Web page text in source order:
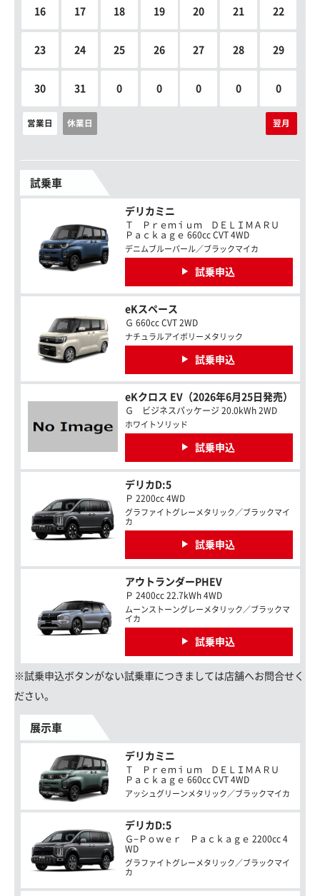
16 17 18 19 20 21 22
23 24 25 26 27 28 29
30 31 0 0 0 0 0
営業日 休業日 翌月
試乗車
デリカミニ
Ｔ Ｐｒｅｍｉｕｍ ＤＥＬＩＭＡＲＵ
Ｐａｃｋａｇｅ 660cc CVT 4WD
デニムブルーパール／ブラックマイカ
試乗申込
eKスペース
Ｇ 660cc CVT 2WD
ナチュラルアイボリーメタリック
試乗申込
eKクロス EV（2026年6月25日発売）
Ｇ ビジネスパッケージ 20.0kWh 2WD
ホワイトソリッド
試乗申込
デリカD:5
Ｐ 2200cc 4WD
グラファイトグレーメタリック／ブラックマイ
カ
試乗申込
アウトランダーPHEV
Ｐ 2400cc 22.7kWh 4WD
ムーンストーングレーメタリック／ブラックマ
イカ
試乗申込
※試乗申込ボタンがない試乗車につきましては店舗へお問合せく
ださい。
展示車
デリカミニ
Ｔ Ｐｒｅｍｉｕｍ ＤＥＬＩＭＡＲＵ
Ｐａｃｋａｇｅ 660cc CVT 4WD
アッシュグリーンメタリック／ブラックマイカ
デリカD:5
Ｇ−Ｐｏｗｅｒ Ｐａｃｋａｇｅ 2200cc 4
WD
グラファイトグレーメタリック／ブラックマイ
カ